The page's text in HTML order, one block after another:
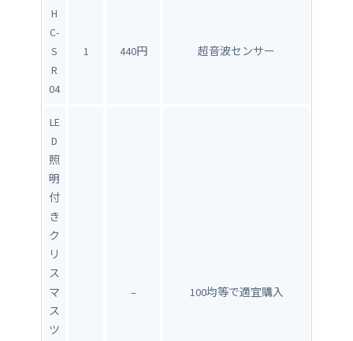
H
C-
S
R
04
1 440円 超音波センサー
LE
D
照
明
付
き
ク
リ
ス
マ
ス
ツ
– 100均等で適宜購入